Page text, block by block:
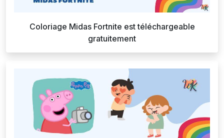
Coloriage Midas Fortnite est téléchargeable
gratuitement